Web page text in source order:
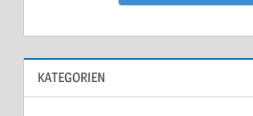
KATEGORIEN